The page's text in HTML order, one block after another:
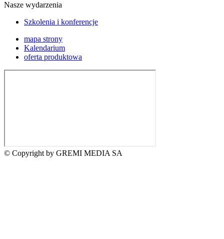
Nasze wydarzenia
Szkolenia i konferencje
mapa strony
Kalendarium
oferta produktowa
© Copyright by GREMI MEDIA SA